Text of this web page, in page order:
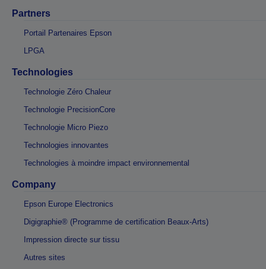
Partners
Portail Partenaires Epson
LPGA
Technologies
Technologie Zéro Chaleur
Technologie PrecisionCore
Technologie Micro Piezo
Technologies innovantes
Technologies à moindre impact environnemental
Company
Epson Europe Electronics
Digigraphie® (Programme de certification Beaux-Arts)
Impression directe sur tissu
Autres sites